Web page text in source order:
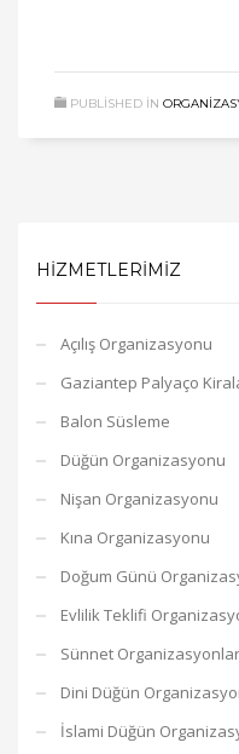
PUBLISHED IN
HIZMETLERIMIZ
Açılış Organizasyonu
Gaziantep Palyaço
Balon Süsleme
Düğün Organizasyonu
Nişan Organizasyonu
Kına Organizasyonu
Doğum Günü
Evlilik Teklifi
Sünnet
Dini Düğün
İslami Düğün